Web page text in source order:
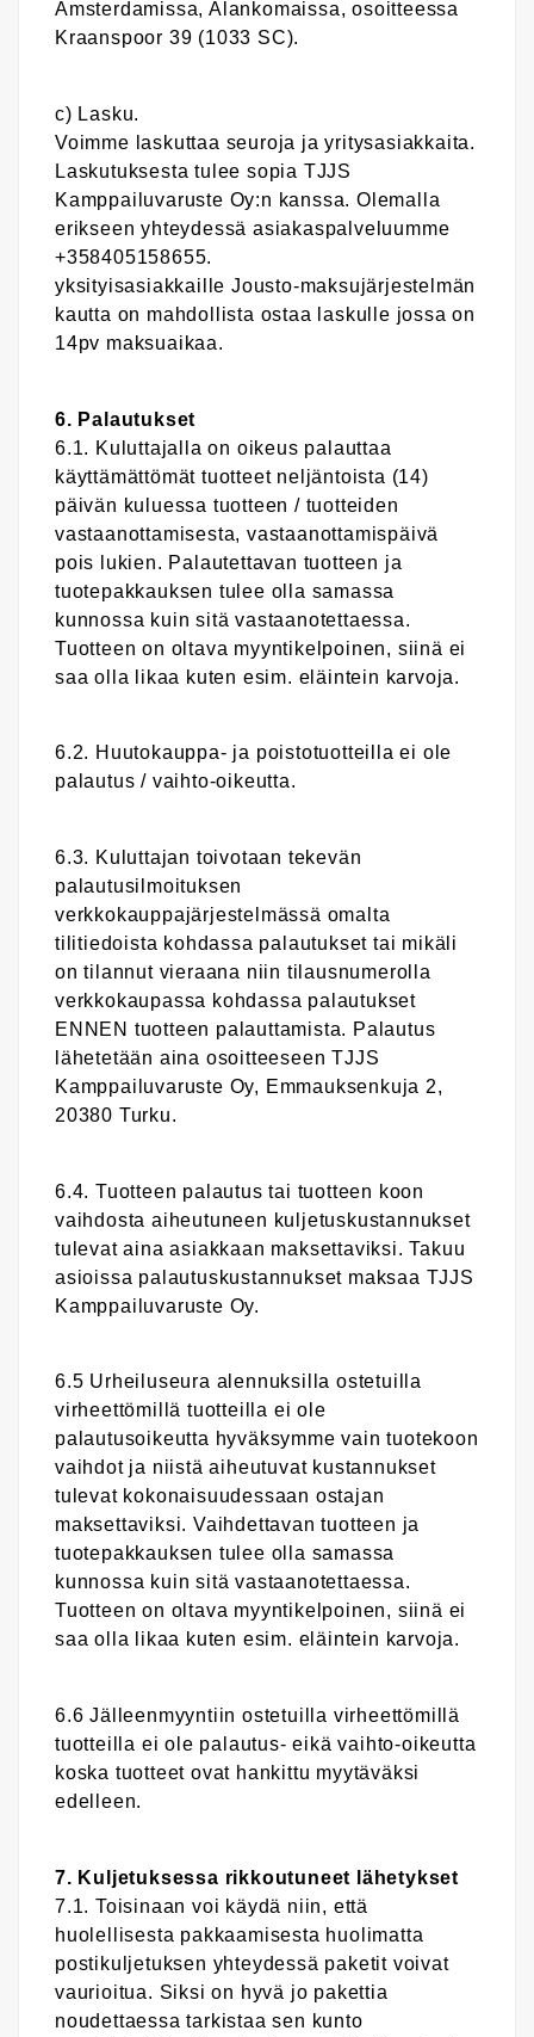
Amsterdamissa, Alankomaissa, osoitteessa
Kraanspoor 39 (1033 SC).
c) Lasku.
Voimme laskuttaa seuroja ja yritysasiakkaita.
Laskutuksesta tulee sopia TJJS
Kamppailuvaruste Oy:n kanssa. Olemalla
erikseen yhteydessä asiakaspalveluumme
+358405158655.
yksityisasiakkaille Jousto-maksujärjestelmän
kautta on mahdollista ostaa laskulle jossa on
14pv maksuaikaa.
6. Palautukset
6.1. Kuluttajalla on oikeus palauttaa
käyttämättömät tuotteet neljäntoista (14)
päivän kuluessa tuotteen / tuotteiden
vastaanottamisesta, vastaanottamispäivä
pois lukien. Palautettavan tuotteen ja
tuotepakkauksen tulee olla samassa
kunnossa kuin sitä vastaanotettaessa.
Tuotteen on oltava myyntikelpoinen, siinä ei
saa olla likaa kuten esim. eläintein karvoja.
6.2. Huutokauppa- ja poistotuotteilla ei ole
palautus / vaihto-oikeutta.
6.3. Kuluttajan toivotaan tekevän
palautusilmoituksen
verkkokauppajärjestelmässä omalta
tilitiedoista kohdassa palautukset tai mikäli
on tilannut vieraana niin tilausnumerolla
verkkokaupassa kohdassa palautukset
ENNEN tuotteen palauttamista. Palautus
lähetetään aina osoitteeseen TJJS
Kamppailuvaruste Oy, Emmauksenkuja 2,
20380 Turku.
6.4. Tuotteen palautus tai tuotteen koon
vaihdosta aiheutuneen kuljetuskustannukset
tulevat aina asiakkaan maksettaviksi. Takuu
asioissa palautuskustannukset maksaa TJJS
Kamppailuvaruste Oy.
6.5 Urheiluseura alennuksilla ostetuilla
virheettömillä tuotteilla ei ole
palautusoikeutta hyväksymme vain tuotekoon
vaihdot ja niistä aiheutuvat kustannukset
tulevat kokonaisuudessaan ostajan
maksettaviksi. Vaihdettavan tuotteen ja
tuotepakkauksen tulee olla samassa
kunnossa kuin sitä vastaanotettaessa.
Tuotteen on oltava myyntikelpoinen, siinä ei
saa olla likaa kuten esim. eläintein karvoja.
6.6 Jälleenmyyntiin ostetuilla virheettömillä
tuotteilla ei ole palautus- eikä vaihto-oikeutta
koska tuotteet ovat hankittu myytäväksi
edelleen.
7. Kuljetuksessa rikkoutuneet lähetykset
7.1. Toisinaan voi käydä niin, että
huolellisesta pakkaamisesta huolimatta
postikuljetuksen yhteydessä paketit voivat
vaurioitua. Siksi on hyvä jo pakettia
noudettaessa tarkistaa sen kunto